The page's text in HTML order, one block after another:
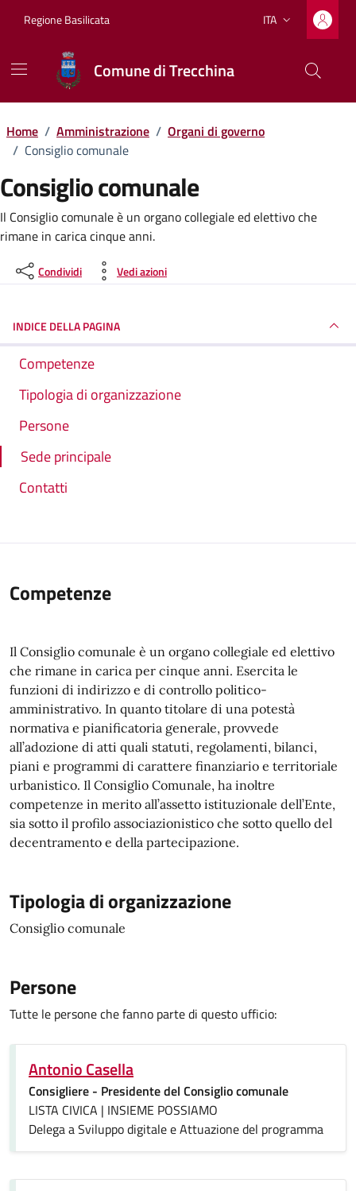
Regione Basilicata Lingua attiva:
ITA
Comune di Trecchina
Home / Amministrazione / Organi di governo
/ Consiglio comunale
Consiglio comunale
Il Consiglio comunale è un organo collegiale ed elettivo che
rimane in carica cinque anni.
Condividi Vedi azioni
INDICE DELLA PAGINA
Competenze
Tipologia di organizzazione
Persone
Sede principale
Contatti
Competenze
Il Consiglio comunale è un organo collegiale ed elettivo
che rimane in carica per cinque anni. Esercita le
funzioni di indirizzo e di controllo politico-
amministrativo. In quanto titolare di una potestà
normativa e pianificatoria generale, provvede
all’adozione di atti quali statuti, regolamenti, bilanci,
piani e programmi di carattere finanziario e territoriale
urbanistico. Il Consiglio Comunale, ha inoltre
competenze in merito all’assetto istituzionale dell’Ente,
sia sotto il profilo associazionistico che sotto quello del
decentramento e della partecipazione.
Tipologia di organizzazione
Consiglio comunale
Persone
Tutte le persone che fanno parte di questo ufficio:
Antonio Casella
Consigliere - Presidente del Consiglio comunale
LISTA CIVICA | INSIEME POSSIAMO
Delega a Sviluppo digitale e Attuazione del programma